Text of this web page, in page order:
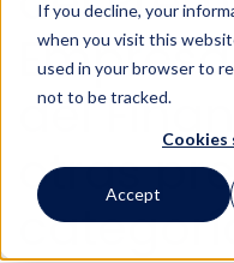
If you decline, your
when you visit this
used in your browser to
not to be tracked.
Cookies
Accept
del
otras